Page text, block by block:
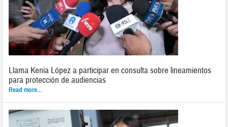
Llama Kenia López a participar en consulta sobre lineamientos
para protección de audiencias
Read more...